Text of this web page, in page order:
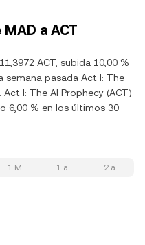
a ACT
ACT, subida 10,00 %
semana pasada Act I: The
I: The AI Prophecy (ACT)
6,00 % en los últimos 30
1 M 1 a 2 a